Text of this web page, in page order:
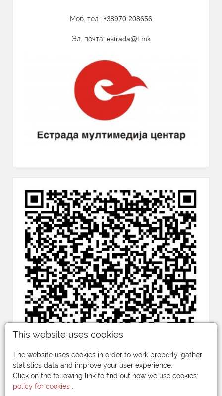
Моб. тел.: +38970 208656
Эл. почта: estrada@t.mk
This website uses cookies
The website uses cookies in order to work properly, gather
statistics data and improve your user experience.
Click on the following link to find out how we use cookies:
policy for cookies